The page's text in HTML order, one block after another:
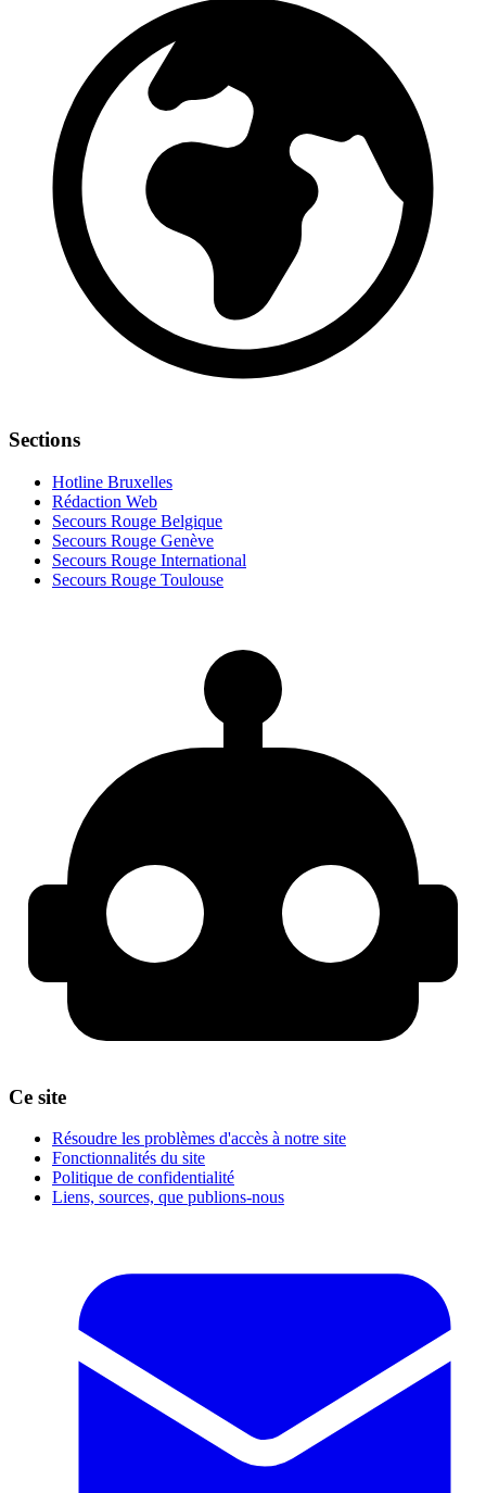
Sections
Hotline Bruxelles
Rédaction Web
Secours Rouge Belgique
Secours Rouge Genève
Secours Rouge International
Secours Rouge Toulouse
Ce site
Résoudre les problèmes d'accès à notre site
Fonctionnalités du site
Politique de confidentialité
Liens, sources, que publions-nous